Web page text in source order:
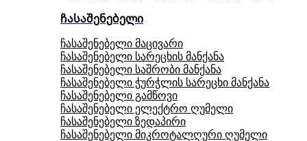
ჩასაშენებელი
ჩასაშენებელი მაცივარი
ჩასაშენებელი სარეცხის მანქანა
ჩასაშენებელი საშრობი მანქანა
ჩასაშენებელი ჭურჭლის სარეცხი მანქანა
ჩასაშენებელი გამწოვი
ჩასაშენებელი ელექტრო ღუმელი
ჩასაშენებელი ზედაპირი
ჩასაშენებელი მიკროტალღური ღუმელი